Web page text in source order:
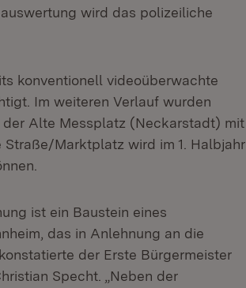
wird das polizeiliche
konventionell videoüberwachte
Im weiteren Verlauf wurden
Alte Messplatz (Neckarstadt) mit
Marktplatz wird im 1. Halbjahr
ist ein Baustein eines
das in Anlehnung an die
der Erste Bürgermeister
Specht. „Neben der